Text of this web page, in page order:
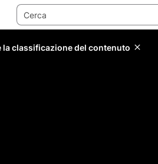
classificazione del contenuto